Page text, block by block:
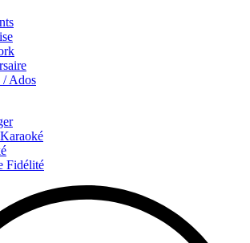
/ Ados
Fidélité